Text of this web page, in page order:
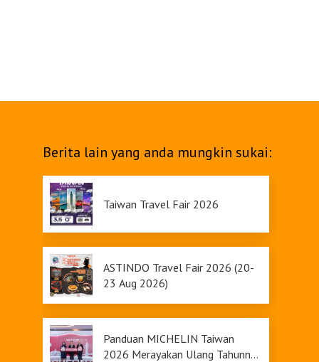
Berita lain yang anda mungkin sukai:
Taiwan Travel Fair 2026
ASTINDO Travel Fair 2026 (20-
23 Aug 2026)
Panduan MICHELIN Taiwan
2026 Merayakan Ulang Tahunnya